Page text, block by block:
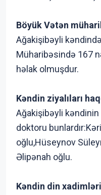
Böyük Vətən
Ağakişibəyli
Müharibəsində 167
həlak olmuşdur.
Kəndin ziyalıları
Ağakişibəyli
doktoru
oğlu,Hüseynov
Əlipənah oğlu.
Kəndin din